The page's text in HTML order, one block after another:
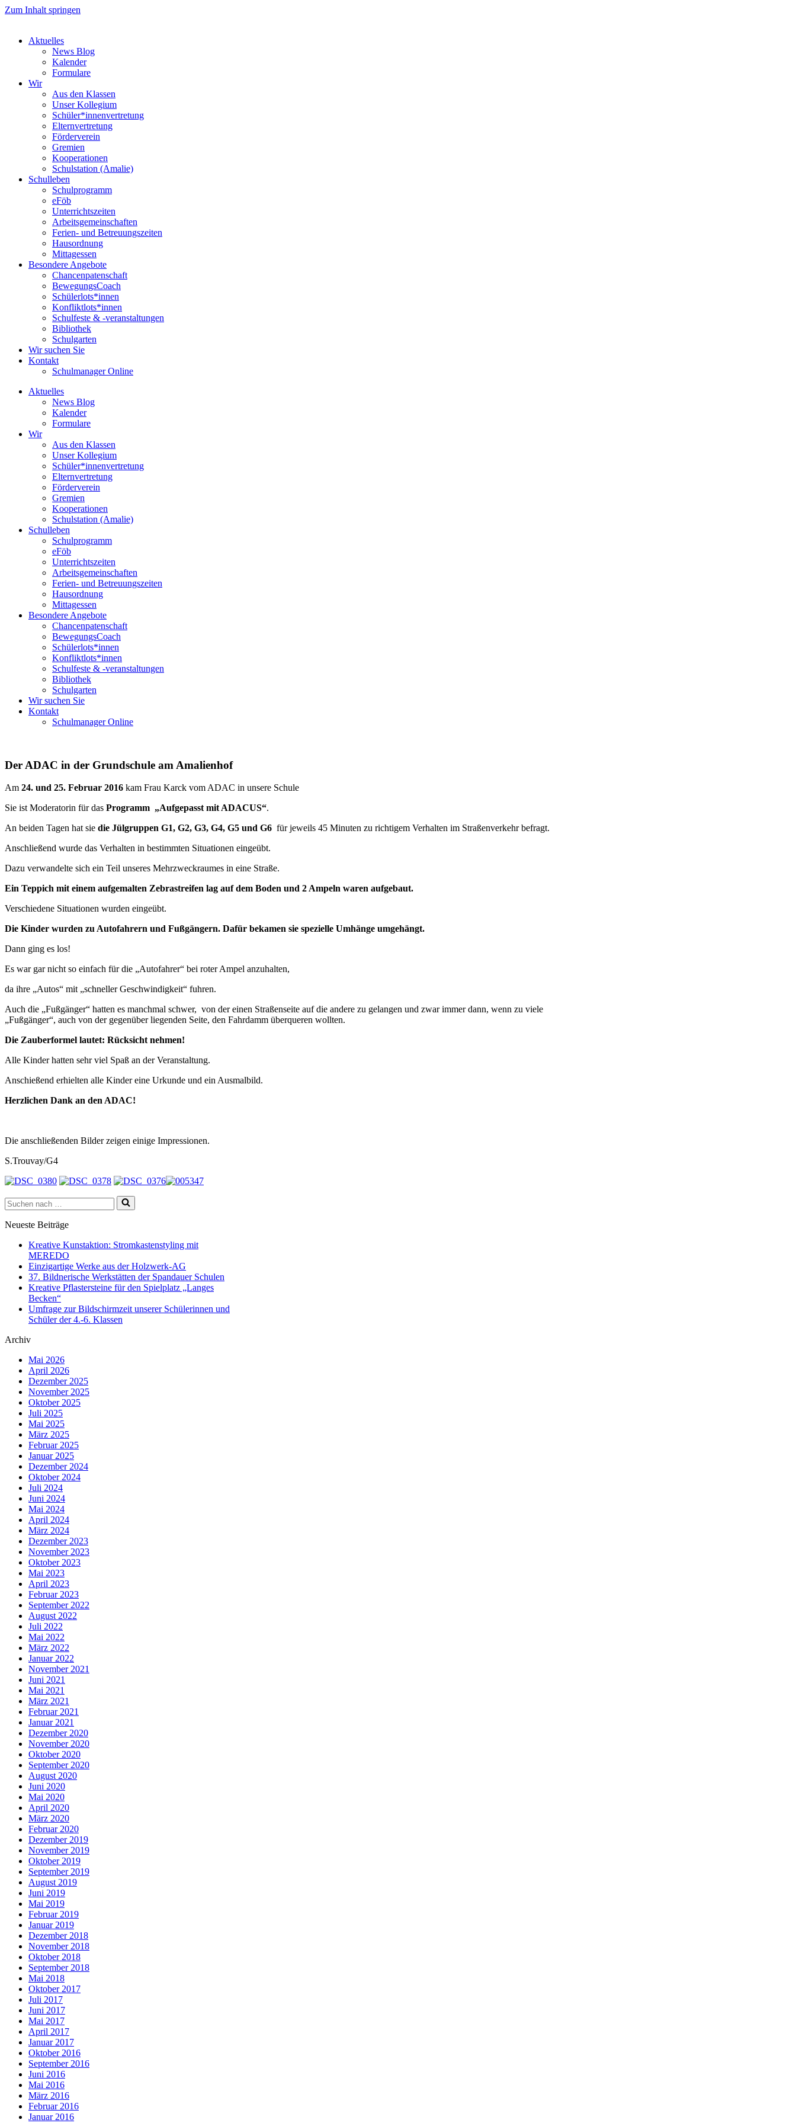
Zum Inhalt springen
Aktuelles
News Blog
Kalender
Formulare
Wir
Aus den Klassen
Unser Kollegium
Schüler*innenvertretung
Elternvertretung
Förderverein
Gremien
Kooperationen
Schulstation (Amalie)
Schulleben
Schulprogramm
eFöb
Unterrichtszeiten
Arbeitsgemeinschaften
Ferien- und Betreuungszeiten
Hausordnung
Mittagessen
Besondere Angebote
Chancenpatenschaft
BewegungsCoach
Schülerlots*innen
Konfliktlots*innen
Schulfeste & -veranstaltungen
Bibliothek
Schulgarten
Wir suchen Sie
Kontakt
Schulmanager Online
Aktuelles
News Blog
Kalender
Formulare
Wir
Aus den Klassen
Unser Kollegium
Schüler*innenvertretung
Elternvertretung
Förderverein
Gremien
Kooperationen
Schulstation (Amalie)
Schulleben
Schulprogramm
eFöb
Unterrichtszeiten
Arbeitsgemeinschaften
Ferien- und Betreuungszeiten
Hausordnung
Mittagessen
Besondere Angebote
Chancenpatenschaft
BewegungsCoach
Schülerlots*innen
Konfliktlots*innen
Schulfeste & -veranstaltungen
Bibliothek
Schulgarten
Wir suchen Sie
Kontakt
Schulmanager Online
Der ADAC in der Grundschule am Amalienhof
Am 24. und 25. Februar 2016 kam Frau Karck vom ADAC in unsere Schule
Sie ist Moderatorin für das Programm „Aufgepasst mit ADACUS“.
An beiden Tagen hat sie die Jülgruppen G1, G2, G3, G4, G5 und G6 für jeweils 45 Minuten zu richtigem Verhalten im Straßenverkehr befragt.
Anschließend wurde das Verhalten in bestimmten Situationen eingeübt.
Dazu verwandelte sich ein Teil unseres Mehrzweckraumes in eine Straße.
Ein Teppich mit einem aufgemalten Zebrastreifen lag auf dem Boden und 2 Ampeln waren aufgebaut.
Verschiedene Situationen wurden eingeübt.
Die Kinder wurden zu Autofahrern und Fußgängern. Dafür bekamen sie spezielle Umhänge umgehängt.
Dann ging es los!
Es war gar nicht so einfach für die „Autofahrer“ bei roter Ampel anzuhalten,
da ihre „Autos“ mit „schneller Geschwindigkeit“ fuhren.
Auch die „Fußgänger“ hatten es manchmal schwer, von der einen Straßenseite auf die andere zu gelangen und zwar immer dann, wenn zu viele
„Fußgänger“, auch von der gegenüber liegenden Seite, den Fahrdamm überqueren wollten.
Die Zauberformel lautet: Rücksicht nehmen!
Alle Kinder hatten sehr viel Spaß an der Veranstaltung.
Anschießend erhielten alle Kinder eine Urkunde und ein Ausmalbild.
Herzlichen Dank an den ADAC!
Die anschließenden Bilder zeigen einige Impressionen.
S.Trouvay/G4
Suchen
nach …
Neueste Beiträge
Kreative Kunstaktion: Stromkastenstyling mit
MEREDO
Einzigartige Werke aus der Holzwerk-AG
37. Bildnerische Werkstätten der Spandauer Schulen
Kreative Pflastersteine für den Spielplatz „Langes
Becken“
Umfrage zur Bildschirmzeit unserer Schülerinnen und
Schüler der 4.-6. Klassen
Archiv
Mai 2026
April 2026
Dezember 2025
November 2025
Oktober 2025
Juli 2025
Mai 2025
März 2025
Februar 2025
Januar 2025
Dezember 2024
Oktober 2024
Juli 2024
Juni 2024
Mai 2024
April 2024
März 2024
Dezember 2023
November 2023
Oktober 2023
Mai 2023
April 2023
Februar 2023
September 2022
August 2022
Juli 2022
Mai 2022
März 2022
Januar 2022
November 2021
Juni 2021
Mai 2021
März 2021
Februar 2021
Januar 2021
Dezember 2020
November 2020
Oktober 2020
September 2020
August 2020
Juni 2020
Mai 2020
April 2020
März 2020
Februar 2020
Dezember 2019
November 2019
Oktober 2019
September 2019
August 2019
Juni 2019
Mai 2019
Februar 2019
Januar 2019
Dezember 2018
November 2018
Oktober 2018
September 2018
Mai 2018
Oktober 2017
Juli 2017
Juni 2017
Mai 2017
April 2017
Januar 2017
Oktober 2016
September 2016
Juni 2016
Mai 2016
März 2016
Februar 2016
Januar 2016